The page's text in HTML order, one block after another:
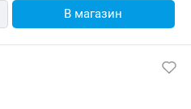
В магазин